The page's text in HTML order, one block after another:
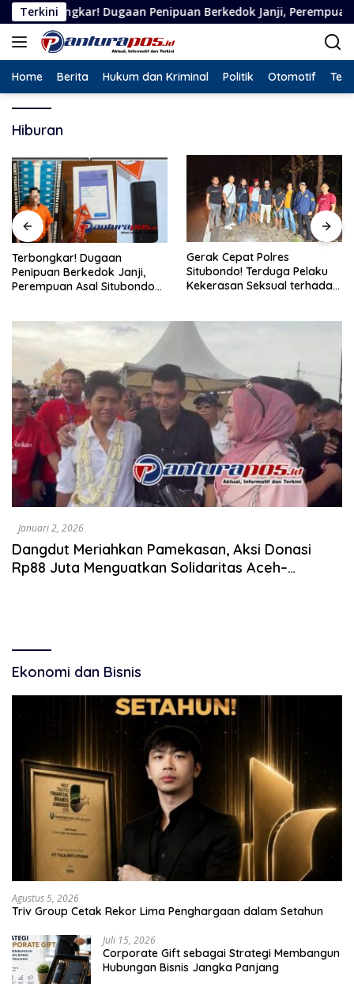
Langsung
ke
konten
Terkini
Dugaan Penipuan Berkedok Janji, Perempuan Asal
Home Berita Hukum dan Kriminal Politik Otomotif
Hiburan
Terbongkar! Dugaan
Penipuan Berkedok Janji,
Perempuan Asal Situbondo
Gerak Cepat Polres
Situbondo! Terduga Pelaku
Kekerasan Seksual terhadap
Januari 2, 2026
Dangdut Meriahkan Pamekasan, Aksi Donasi
Rp88 Juta Menguatkan Solidaritas Aceh–
Ekonomi dan Bisnis
Agustus 5, 2026
Triv Group Cetak Rekor Lima Penghargaan dalam Setahun
Juli 15, 2026
Corporate Gift sebagai Strategi Membangun
Hubungan Bisnis Jangka Panjang